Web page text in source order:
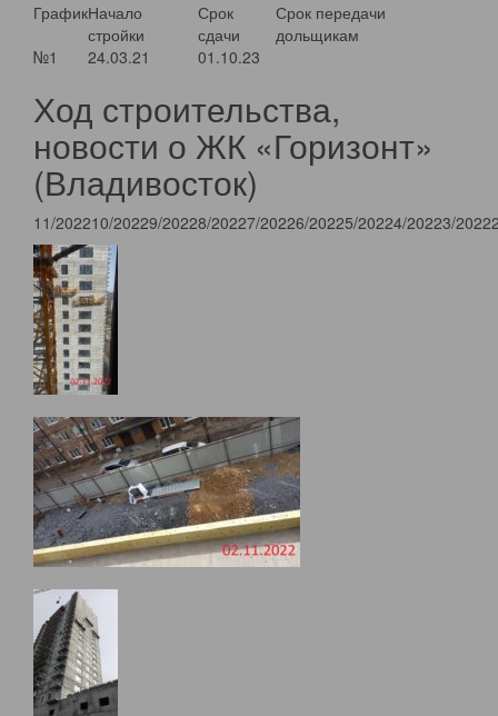
ГрафикНачало
стройки
Срок
сдачи
Срок передачи
дольщикам
№1
24.03.21 01.10.23
Ход строительства,
новости о ЖК «Горизонт»
(Владивосток)
11/202210/20229/20228/20227/20226/20225/20224/20223/2022